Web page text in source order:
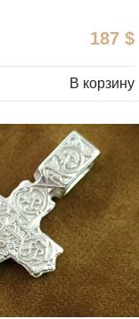
187 $
В корзину